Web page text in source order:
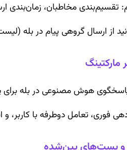
تقسیم‌بندی مخاطبان، زمان‌بندی
از ارسال گروهی پیام در بله
پاسخگوی هوش مصنوعی در بله برای
فوری، تعامل دوطرفه با